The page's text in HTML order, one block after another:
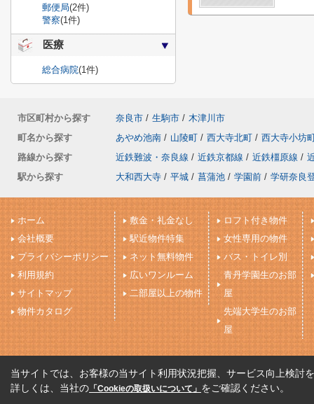
郵便局(2件)
警察(1件)
医療
総合病院(1件)
市区町村から探す 奈良市 / 生駒市 / 木津川市
町名から探す
あやめ池南 / 山陵町 / 西大寺北町 / 西大寺小坊
路線から探す
近鉄難波・奈良線 / 近鉄京都線 / 近鉄橿原線 /
駅から探す
大和西大寺 / 平城 / 菖蒲池 / 学園前 / 学研奈良
ホーム
会社概要
プライバシーポリシー
利用規約
サイトマップ
物件カタログ
敷金・礼金なし
駅近物件特集
ネット無料物件
広いワンルーム
二部屋以上の物件
ロフト付き物件
女性専用の物件
バス・トイレ別
青丹学園生のお部
屋
先端大学生のお部
屋
当サイトでは、お客様の当サイト利用状況把握、サービス向上検討
詳しくは、当社の 「Cookieの取扱いについて」 をご確認ください。